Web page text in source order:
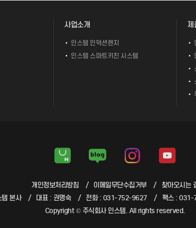
사업소개
인스템 인덕션렌지
인스템 스마트키친 시스템
제
개인정보처리방침 이메일무단수집거부
찾아오시는
본사
대표 : 권명숙 전화 : 031-752-9627 팩스 :
Copyright © 주식회사 인스템. All rights reserved.